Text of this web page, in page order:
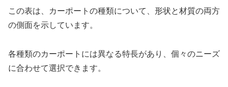
この表は、カーポートの種類について、形状と材質の両方
の側面を示しています。
各種類のカーポートには異なる特長があり、個々のニーズ
に合わせて選択できます。